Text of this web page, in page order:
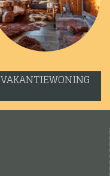
VAKANTIEWONING